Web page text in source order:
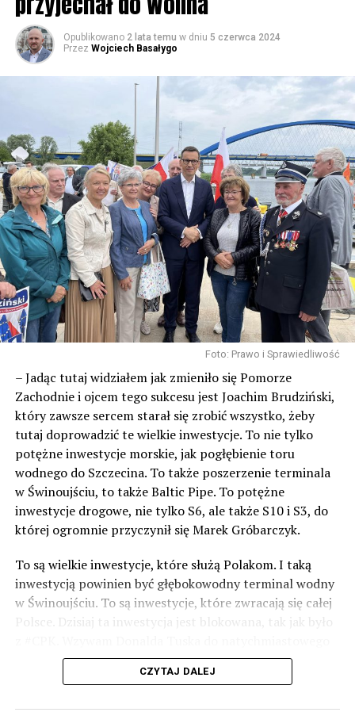
Opublikowano 2 lata temu w dniu 5 czerwca 2024
Przez Wojciech Basałygo
Foto: Prawo i Sprawiedliwość
– Jadąc tutaj widziałem jak zmieniło się Pomorze
Zachodnie i ojcem tego sukcesu jest Joachim Brudziński,
który zawsze sercem starał się zrobić wszystko, żeby
tutaj doprowadzić te wielkie inwestycje. To nie tylko
potężne inwestycje morskie, jak pogłębienie toru
wodnego do Szczecina. To także poszerzenie terminala
w Świnoujściu, to także Baltic Pipe. To potężne
inwestycje drogowe, nie tylko S6, ale także S10 i S3, do
której ogromnie przyczynił się Marek Gróbarczyk.
To są wielkie inwestycje, które służą Polakom. I taką
inwestycją powinien być głębokowodny terminal wodny
w Świnoujściu. To są inwestycje, które zwracają się całej
Polsce. Dzisiaj ta inwestycja jest blokowana, tak jak było
odblokowania CPK.
CZYTAJ DALEJ